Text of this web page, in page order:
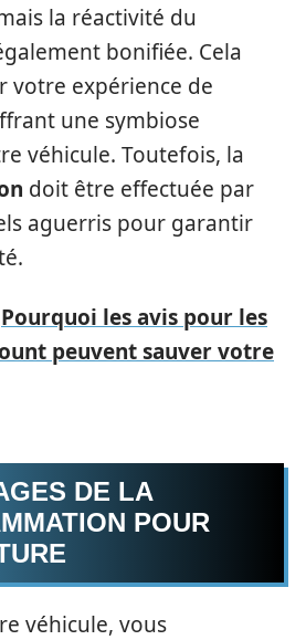
la réactivité du
bonifiée. Cela
votre expérience de
une symbiose
véhicule. Toutefois, la
doit être effectuée par
aguerris pour garantir
Pourquoi les avis pour les
peuvent sauver votre
DE LA
POUR
véhicule, vous